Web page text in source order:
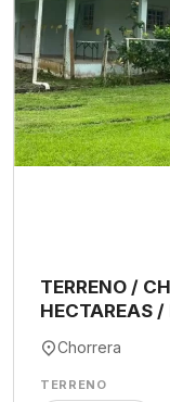
TERRENO /
HECTAREAS
Chorrera
TERRENO